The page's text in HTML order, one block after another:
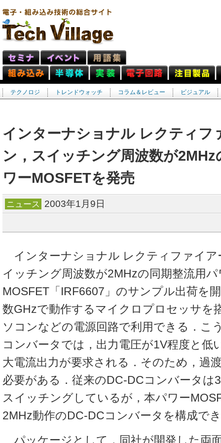
テクノロジ トレンドウォッチ コラム＆レビュー ビジュアル
インターナショナル レクティフ
ン，スイッチング周波数が2MHz
ワーMOSFETを発売
ニュース 2003年1月9日
インターナショナル レクティファイア
イッチング周波数が2MHzの同期整流用パ
MOSFET「IRF6607」のサンプル出荷を
数GHzで動作するマイクロプロセッサを
ソコンなどの電源回路で利用できる．こ
コンバータでは，出力電圧が1V程度と低
大電流出力が要求される．そのため，過
必要がある．従来のDC-DCコンバータは
スイッチングしているが，本パワー
2MHz動作のDC-DCコンバータを構成で
パッケージとして，同社が開発した両